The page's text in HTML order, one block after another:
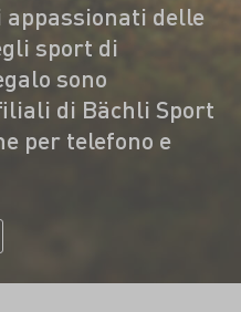
delle
sport di
sono
di Bächli Sport
per telefono e